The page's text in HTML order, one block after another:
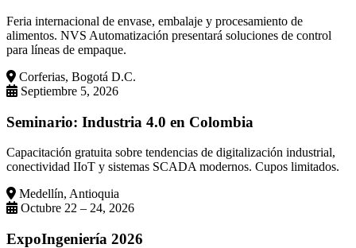
Feria internacional de envase, embalaje y procesamiento de
alimentos. NVS Automatización presentará soluciones de control
para líneas de empaque.
Corferias, Bogotá D.C.
Septiembre 5, 2026
Seminario: Industria 4.0 en Colombia
Capacitación gratuita sobre tendencias de digitalización industrial,
conectividad IIoT y sistemas SCADA modernos. Cupos limitados.
Medellín, Antioquia
Octubre 22 – 24, 2026
ExpoIngeniería 2026